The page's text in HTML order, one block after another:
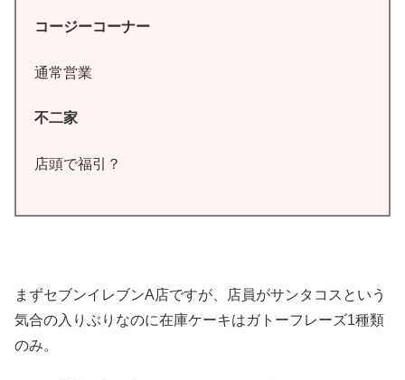
コージーコーナー
通常営業
不二家
店頭で福引？
まずセブンイレブンA店ですが、店員がサンタコスという
気合の入りぶりなのに在庫ケーキはガトーフレーズ1種類
のみ。